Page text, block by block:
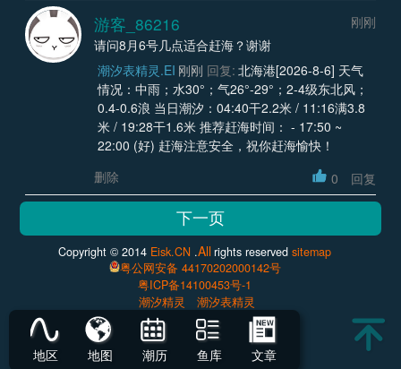
游客_86216
刚刚
请问8月6号几点适合赶海？谢谢
潮汐表精灵.EI 刚刚 回复: 北海港[2026-8-6] 天气
情况：中雨；水30°；气26°-29°；2-4级东北风；
0.4-0.6浪 当日潮汐：04:40干2.2米 / 11:16满3.8
米 / 19:28干1.6米 推荐赶海时间： - 17:50 ~
22:00 (好) 赶海注意安全，祝你赶海愉快！
删除
0 回复
Copyright © 2014 Eisk.CN .Allrights reservedsitemap
粤公网安备 44170202000142号
粤ICP备14100453号-1
潮汐精灵
潮汐表精灵
地区 地图 潮历 鱼库 文章